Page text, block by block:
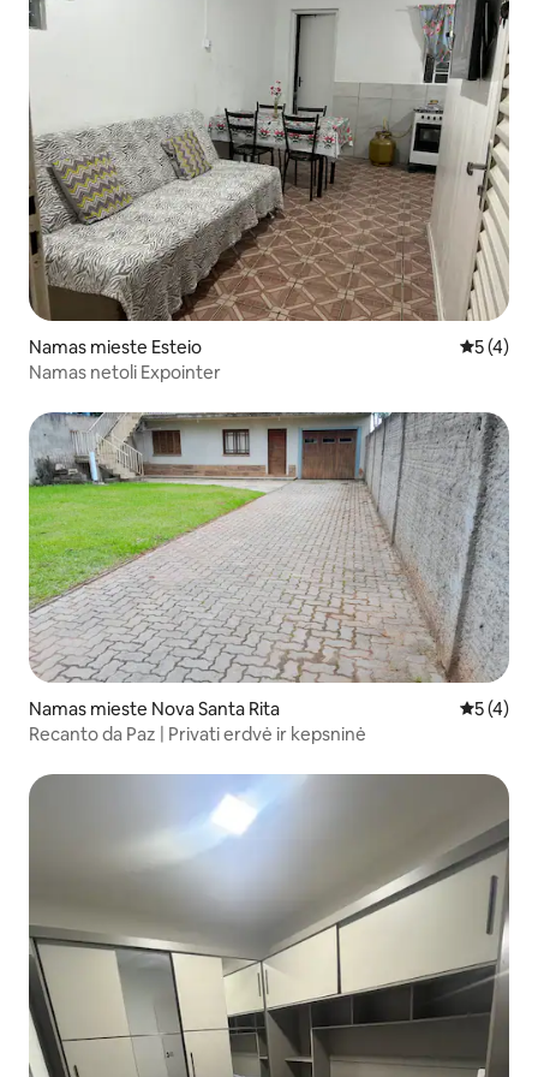
Namas mieste Esteio Vidutinis
5 (4)
Namas netoli Expointer
Namas mieste Nova Santa Rita Vidutinis
5 (4)
Recanto da Paz | Privati erdvė ir kepsninė